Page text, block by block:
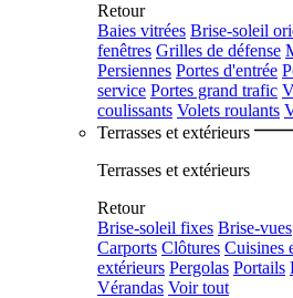
Retour
Baies vitrées Brise-soleil
fenêtres Grilles de défense
Persiennes Portes d'entrée
service Portes grand trafic
coulissants Volets roulants
Terrasses et extérieurs
Terrasses et extérieurs
Retour
Brise-soleil fixes Brise-vues
Carports Clôtures Cuisines
extérieurs Pergolas Portails
Vérandas Voir tout